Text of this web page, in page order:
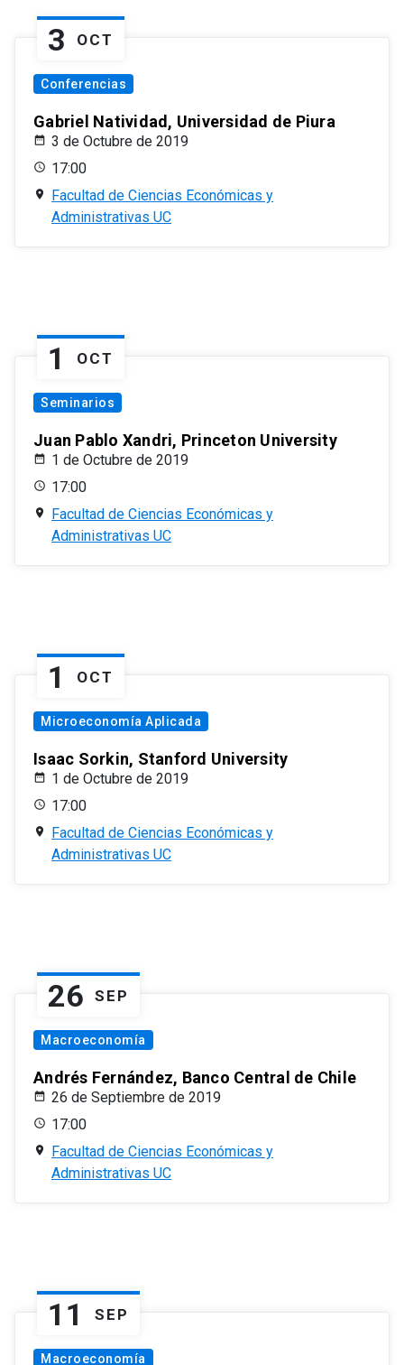
3 OCT
Conferencias
Gabriel Natividad, Universidad de Piura
3 de Octubre de 2019
17:00
Facultad de Ciencias Económicas y
Administrativas UC
1 OCT
Seminarios
Juan Pablo Xandri, Princeton University
1 de Octubre de 2019
17:00
Facultad de Ciencias Económicas y
Administrativas UC
1 OCT
Microeconomía Aplicada
Isaac Sorkin, Stanford University
1 de Octubre de 2019
17:00
Facultad de Ciencias Económicas y
Administrativas UC
26 SEP
Macroeconomía
Andrés Fernández, Banco Central de Chile
26 de Septiembre de 2019
17:00
Facultad de Ciencias Económicas y
Administrativas UC
11 SEP
Macroeconomía